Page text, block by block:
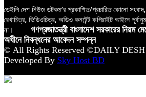
ডেইলি দেশ নিউজ ডটকম’র প্রকাশিত/প্রচারিত কোনো
রেখাচিত্র, ভিডিওচিত্র, অডিও কনটেন্ট কপিরাইট আইনে
না।
গণপ্রজাতন্ত্রী বাংলাদেশ সরকারের নিয়ম
অধীনে নিবন্ধনের আবেদন সম্পন্ন
© All Rights Reserved ©DAILY DESH
Developed By Sky Host BD